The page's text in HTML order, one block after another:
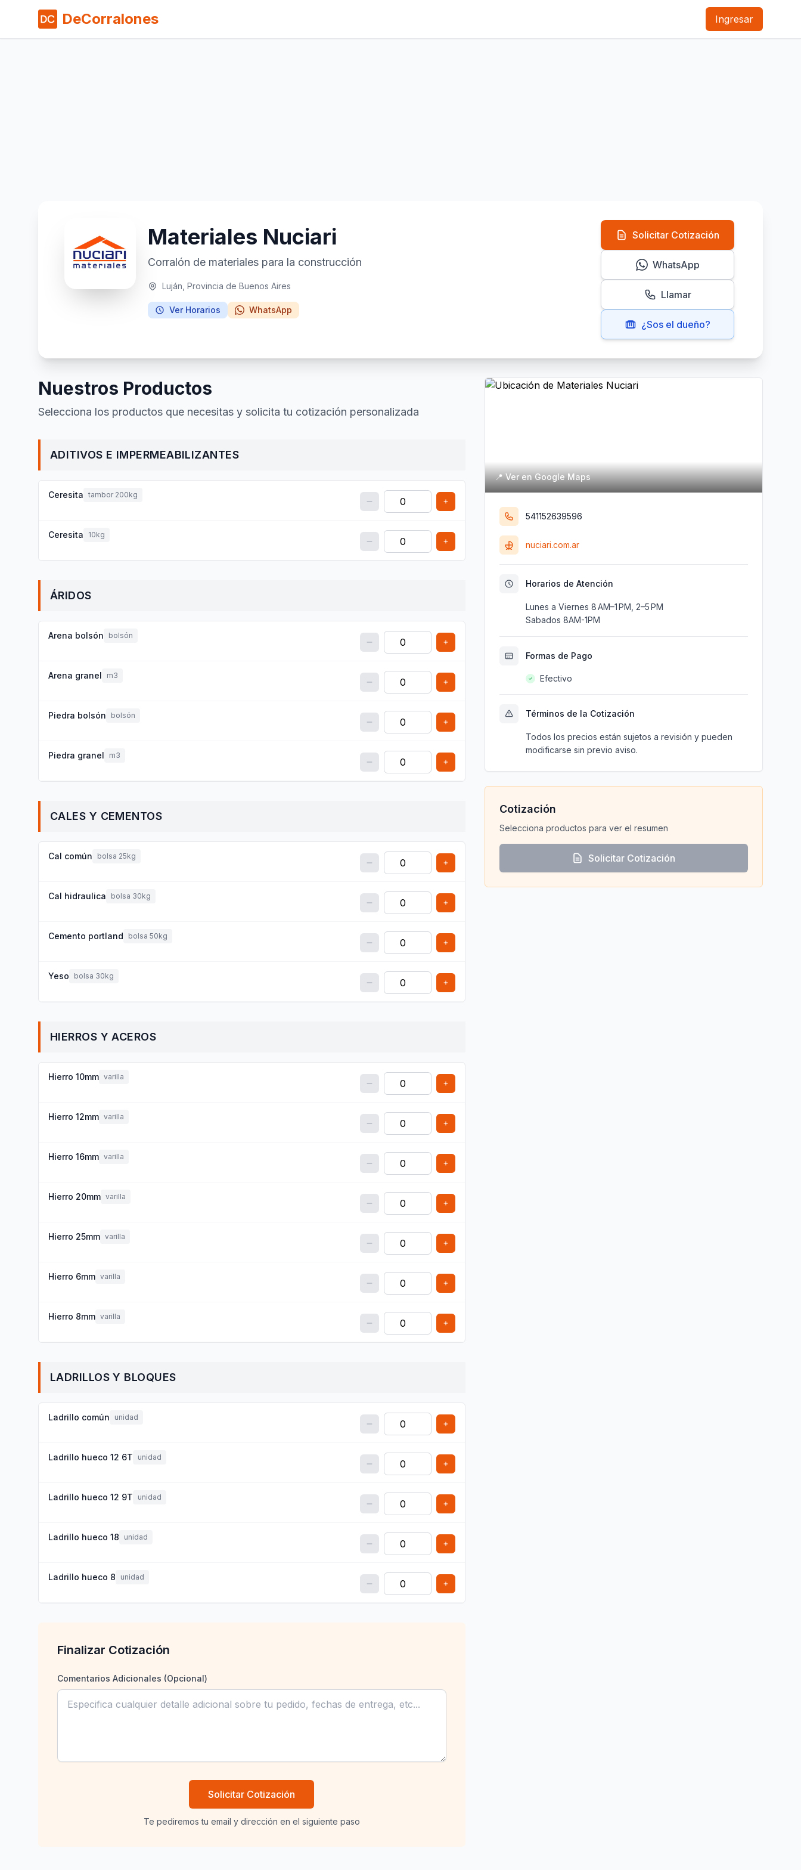
DeCorralones Ingresar
Materiales Nuciari
Corralón de materiales para la construcción
Luján, Provincia de Buenos Aires
Ver Horarios WhatsApp
Solicitar Cotización
WhatsApp
Llamar
¿Sos el dueño?
Nuestros Productos
Selecciona los productos que necesitas y solicita tu cotización personalizada
ADITIVOS E IMPERMEABILIZANTES
Ceresita tambor 200kg
Ceresita 10kg
ÁRIDOS
Arena bolsón bolsón
Arena granel m3
Piedra bolsón bolsón
Piedra granel m3
CALES Y CEMENTOS
Cal común bolsa 25kg
Cal hidraulica bolsa 30kg
Cemento portland bolsa 50kg
Yeso bolsa 30kg
HIERROS Y ACEROS
Hierro 10mm varilla
Hierro 12mm varilla
Hierro 16mm varilla
Hierro 20mm varilla
Hierro 25mm varilla
Hierro 6mm varilla
Hierro 8mm varilla
LADRILLOS Y BLOQUES
Ladrillo común unidad
Ladrillo hueco 12 6T unidad
Ladrillo hueco 12 9T unidad
Ladrillo hueco 18 unidad
Ladrillo hueco 8 unidad
Finalizar Cotización
Comentarios Adicionales (Opcional)
Solicitar Cotización
Te pediremos tu email y dirección en el siguiente paso
📍 Ver en Google Maps
541152639596
nuciari.com.ar
Horarios de Atención
Lunes a Viernes 8 AM–1 PM, 2–5 PM
Sabados 8AM-1PM
Formas de Pago
Efectivo
Términos de la Cotización
Todos los precios están sujetos a revisión y pueden
modificarse sin previo aviso.
Cotización
Selecciona productos para ver el resumen
Solicitar Cotización